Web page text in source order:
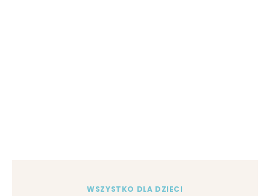
WSZYSTKO DLA DZIECI